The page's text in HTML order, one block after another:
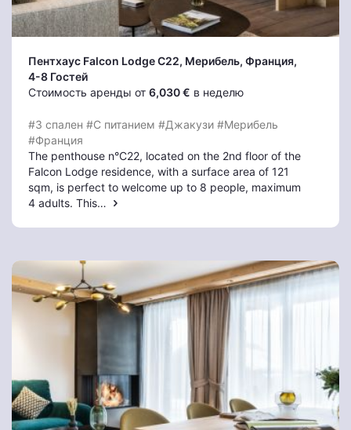
Пентхаус Falcon Lodge C22, Мерибель, Франция,
4-8 Гостей
Стоимость аренды от 6,030 € в неделю
#3 спален #С питанием #Джакузи #Мерибель
#Франция
The penthouse n°C22, located on the 2nd floor of the
Falcon Lodge residence, with a surface area of 121
sqm, is perfect to welcome up to 8 people, maximum
4 adults. This…